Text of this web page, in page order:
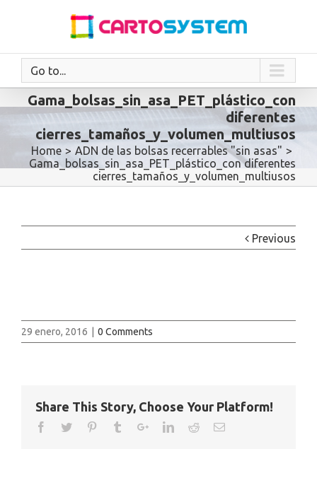
Go to...
Gama_bolsas_sin_asa_PET_plástico_con
diferentes
cierres_tamaños_y_volumen_multiusos
Home > ADN de las bolsas recerrables "sin asas" >
Gama_bolsas_sin_asa_PET_plástico_con diferentes
cierres_tamaños_y_volumen_multiusos
Previous
29 enero, 2016 0 Comments
Share This Story, Choose Your Platform!